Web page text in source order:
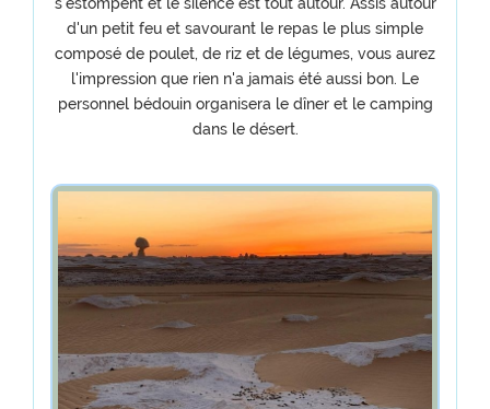
d'un petit feu et savourant le repas le plus simple
composé de poulet, de riz et de légumes, vous aurez
l'impression que rien n'a jamais été aussi bon. Le
personnel bédouin organisera le dîner et le camping
dans le désert.